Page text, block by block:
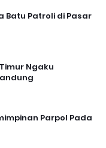
Batu Patroli di Pasar
Ngaku
Parpol Pada